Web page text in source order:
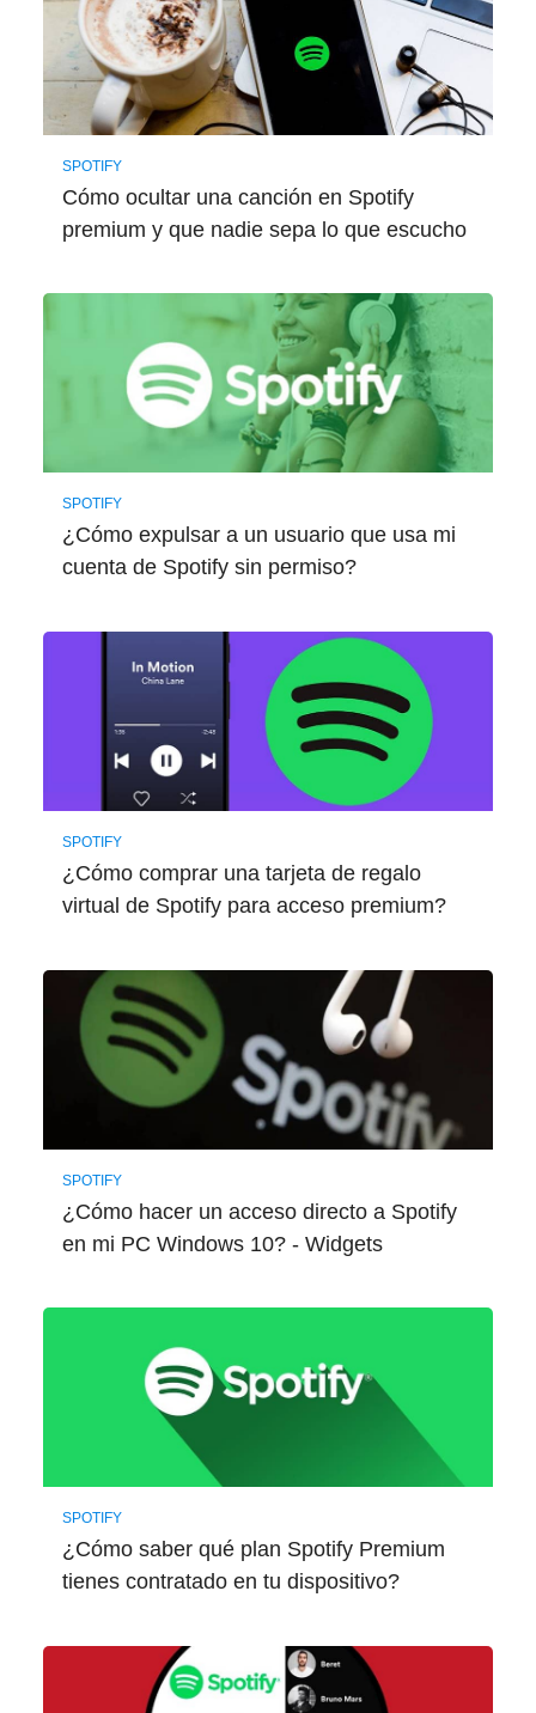
SPOTIFY
Cómo ocultar una canción en Spotify
premium y que nadie sepa lo que escucho
SPOTIFY
¿Cómo expulsar a un usuario que usa mi
cuenta de Spotify sin permiso?
SPOTIFY
¿Cómo comprar una tarjeta de regalo
virtual de Spotify para acceso premium?
SPOTIFY
¿Cómo hacer un acceso directo a Spotify
en mi PC Windows 10? - Widgets
SPOTIFY
¿Cómo saber qué plan Spotify Premium
tienes contratado en tu dispositivo?